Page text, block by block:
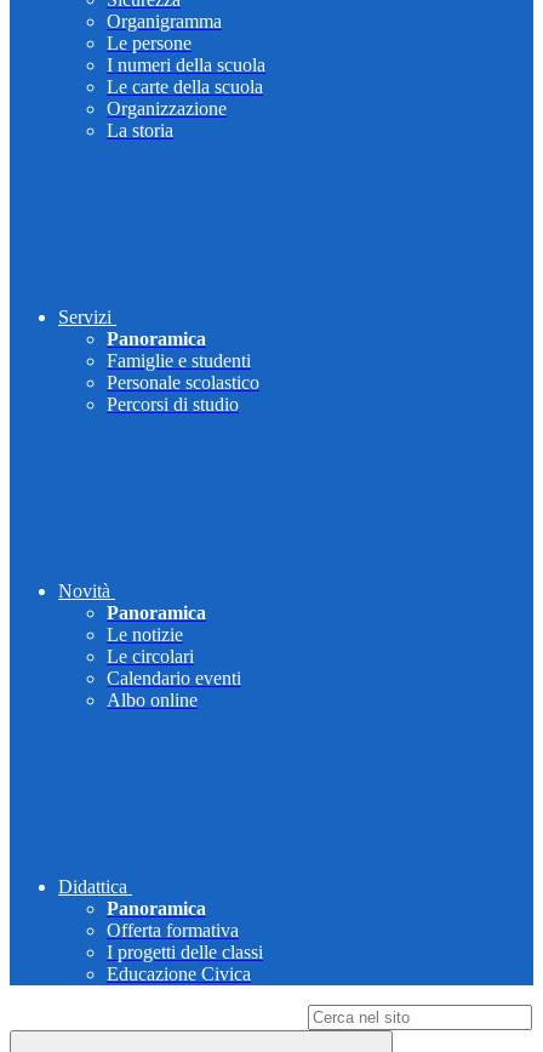
Organigramma
Le persone
I numeri della scuola
Le carte della scuola
Organizzazione
La storia
Servizi
Panoramica
Famiglie e studenti
Personale scolastico
Percorsi di studio
Novità
Panoramica
Le notizie
Le circolari
Calendario eventi
Albo online
Didattica
Panoramica
Offerta formativa
I progetti delle classi
Educazione Civica